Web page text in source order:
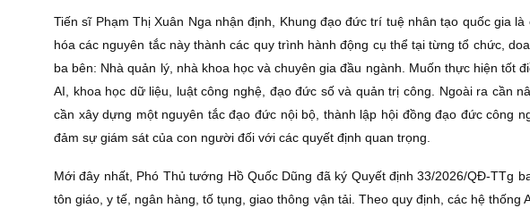
Tiến sĩ Phạm Thị Xuân Nga nhận định, Khung đạo đức trí tuệ nhân tạo quốc gia
hóa các nguyên tắc này thành các quy trình hành động cụ thể tại từng tổ chức,
ba bên: Nhà quản lý, nhà khoa học và chuyên gia đầu ngành. Muốn thực hiện
AI, khoa học dữ liệu, luật công nghệ, đạo đức số và quản trị công. Ngoài ra cần
cần xây dựng một nguyên tắc đạo đức nội bộ, thành lập hội đồng đạo đức công
đảm sự giám sát của con người đối với các quyết định quan trọng.
Mới đây nhất, Phó Thủ tướng Hồ Quốc Dũng đã ký Quyết định 33/2026/QĐ-TTg
tôn giáo, y tế, ngân hàng, tố tụng, giao thông vận tải. Theo quy định, các hệ